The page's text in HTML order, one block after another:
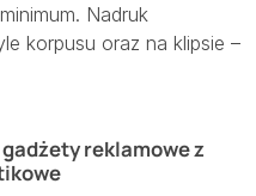
Nadruk
korpusu oraz na klipsie –
reklamowe z